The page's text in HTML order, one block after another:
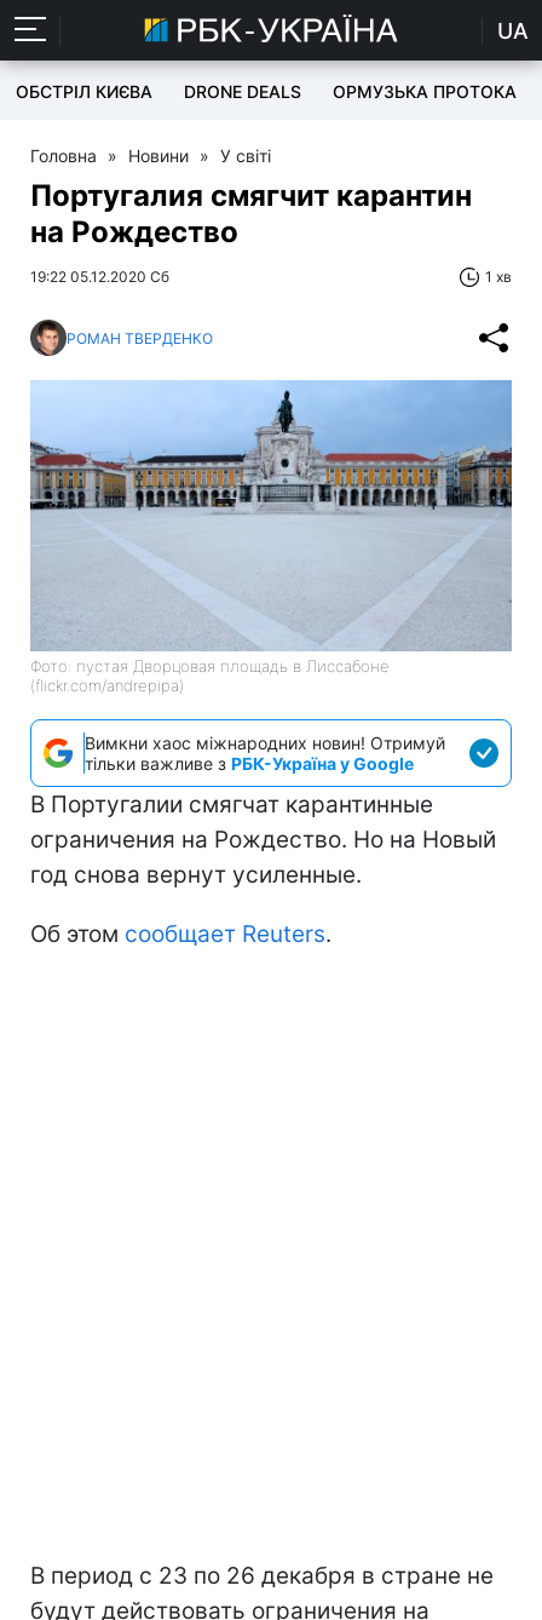
UA
ОБСТРІЛ КИЄВА DRONE DEALS ОРМУЗЬКА ПРОТОКА
Головна » Новини » У світі
Португалия смягчит карантин
на Рождество
19:22 05.12.2020 Сб 1 хв
РОМАН ТВЕРДЕНКО
Фото: пустая Дворцовая площадь в Лиссабоне
(flickr.com/andrepipa)
Вимкни хаос міжнародних новин! Отримуй
тільки важливе з РБК-Україна у Google
В Португалии смягчат карантинные
ограничения на Рождество. Но на Новый
год снова вернут усиленные.
Об этом сообщает Reuters.
В период с 23 по 26 декабря в стране не
будут действовать ограничения на